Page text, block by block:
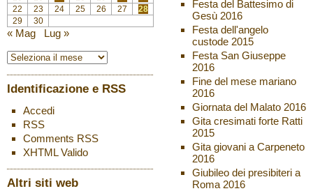
22
23 24 25 26 27
28
29
30
« Mag Lug »
Identificazione e RSS
Accedi
RSS
Comments RSS
XHTMLValido
Altri siti web
Festa del Battesimo di
Gesù 2016
Festa dell'angelo
custode 2015
Festa San Giuseppe
2016
Fine del mese mariano
2016
Giornata del Malato 2016
Gita cresimati forte Ratti
2015
Gita giovani a Carpeneto
2016
Giubileo dei presibiteri a
Roma 2016